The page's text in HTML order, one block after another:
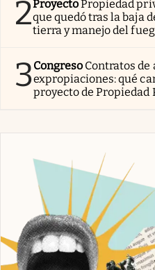
2ProyectoPropiedad
que quedó tras la baja
tierra y manejo del
3Congreso Contratos de
expropiaciones: qué
proyecto de Propiedad